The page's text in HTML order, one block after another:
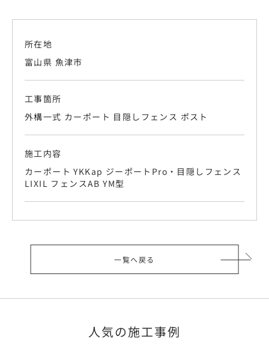
所在地
富山県 魚津市
工事箇所
外構一式 カーポート 目隠しフェンス ポスト
施工内容
カーポート YKKap ジーポートPro・目隠しフェンス
LIXIL フェンスAB YM型
一覧へ戻る
人気の施工事例